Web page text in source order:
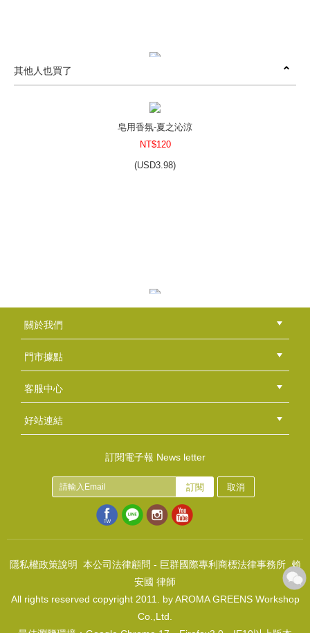
USD8.3)
低溫果凍蠟
其他人也買了
皂用香氛-夏之沁涼
NT$120
(USD3.98)
NT$140
(USD4.65)
關於我們
公司簡介
品牌故事
最新消息
隱私權聲明
版權聲明
門市據點
總部
北區
中區
南區
東區
海外
客服中心
會員等級
購物流程
訂單查詢
常見問題
海外訂購流程
連絡我們
下載專區
紅利點數
好站連結
訂閱電子報 News letter
訂閱 取消
隱私權政策說明 本公司法律顧問 - 巨群國際專利商標法律事務所 賴
安國 律師
All rights reserved copyright 2011. by AROMA GREENS Workshop
Co.,Ltd.